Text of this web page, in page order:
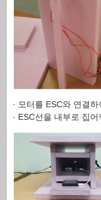
· 모터를 ESC와 연결하
· ESC선을 내부로 집어